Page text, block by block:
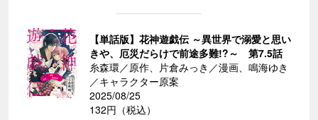
【単話版】花神遊戯伝 ～異世界で溺愛と思い
きや、厄災だらけで前途多難!?～ 第7.5話
糸森環／原作、片倉みっき／漫画、鳴海ゆき
／キャラクター原案
2025/08/25
132円（税込）